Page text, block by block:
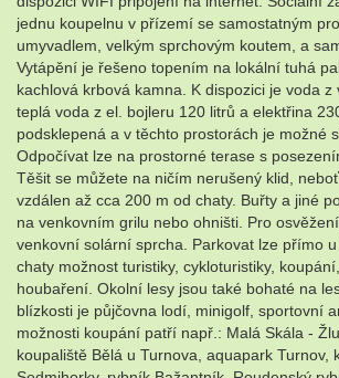
jednu koupelnu v přízemí se samostatným
umyvadlem, velkým sprchovým koutem, a
Vytápění je řešeno topením na lokální tuhá
kachlová krbová kamna. K dispozici je voda z
teplá voda z el. bojleru 120 litrů a elektřina
podsklepená a v těchto prostorách je možné
Odpočívat lze na prostorné terase s
Těšit se můžete na ničím nerušený klid,
vzdálen až cca 200 m od chaty. Buřty a jiné
na venkovním grilu nebo ohništi. Pro
venkovní solární sprcha. Parkovat lze přímo
chaty možnost turistiky, cykloturistiky,
houbaření. Okolní lesy jsou také bohaté na
blízkosti je půjčovna lodí, minigolf, sportovní
možnosti koupání patří např.: Malá Skála -
koupaliště Bělá u Turnova, aquapark Turnov,